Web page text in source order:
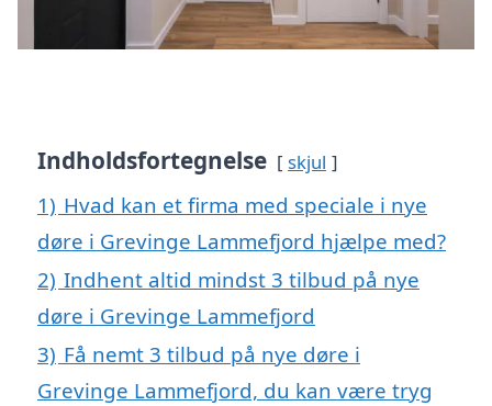
Indholdsfortegnelse skjul
1) Hvad kan et firma med speciale i nye
døre i Grevinge Lammefjord hjælpe med?
2) Indhent altid mindst 3 tilbud på nye
døre i Grevinge Lammefjord
3) Få nemt 3 tilbud på nye døre i
Grevinge Lammefjord, du kan være tryg